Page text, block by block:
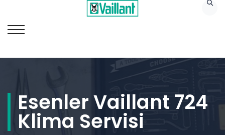
Esenler Vaillant 724
Klima Servisi